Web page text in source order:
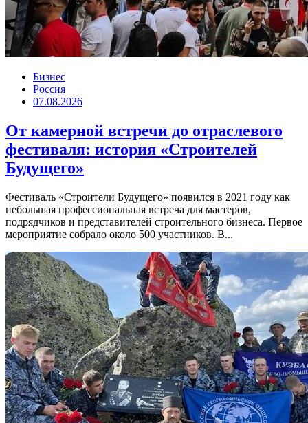
Бизнес
Россия
07.08.2026
От камерной встречи до отраслевого
фестиваля: история «Строителей
Будущего»
Фестиваль «Строители Будущего» появился в 2021 году как
небольшая профессиональная встреча для мастеров,
подрядчиков и представителей строительного бизнеса. Первое
мероприятие собрало около 500 участников. В...